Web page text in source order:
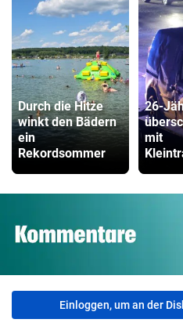
Durch die Hitze
winkt den Bädern
ein
Rekordsommer
26-
mit
Einloggen, um an der